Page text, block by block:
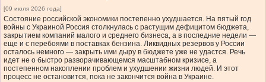
[09 июля 2026 года]
Состояние российской экономики постепенно ухудшается. На пятый год
войны с Украиной Россия столкнулась с растущим дефицитом бюджета,
закрытием компаний малого и среднего бизнеса, а в последние недели —
еще и с перебоями в поставках бензина. Ликвидных резервов у России
осталось немного — закрыть ими дыру в бюджете уже не удастся. Речь
идет не о быстро разворачивающемся масштабном кризисе, а
постепенном накоплении проблем и ухудшении жизни людей. И этот
процесс не остановится, пока не закончится война в Украине.